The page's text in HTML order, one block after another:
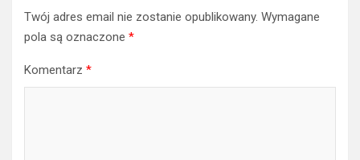
Twój adres email nie zostanie opublikowany. Wymagane
pola są oznaczone *
Komentarz *